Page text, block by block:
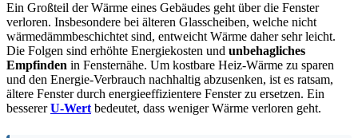
Ein Großteil der Wärme eines Gebäudes geht über die Fenster
verloren. Insbesondere bei älteren Glasscheiben, welche nicht
wärmedämmbeschichtet sind, entweicht Wärme daher sehr leicht.
Die Folgen sind erhöhte Energiekosten und unbehagliches
Empfinden in Fensternähe. Um kostbare Heiz-Wärme zu sparen
und den Energie-Verbrauch nachhaltig abzusenken, ist es ratsam,
ältere Fenster durch energieeffizientere Fenster zu ersetzen. Ein
bessererU-Wert bedeutet, dass weniger Wärme verloren geht.